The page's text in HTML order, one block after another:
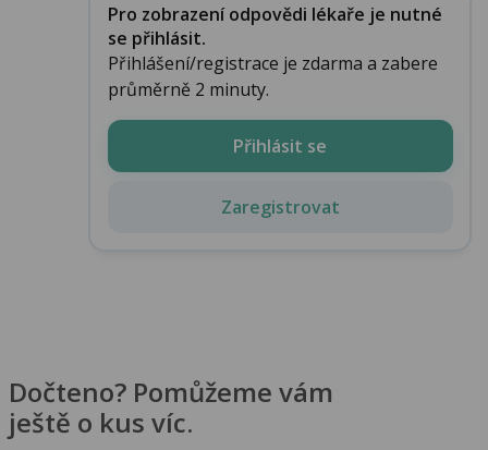
Pro zobrazení odpovědi lékaře je nutné
se přihlásit.
Přihlášení/registrace je zdarma a zabere
průměrně 2 minuty.
Přihlásit se
Zaregistrovat
Dočteno? Pomůžeme vám
ještě o kus víc.